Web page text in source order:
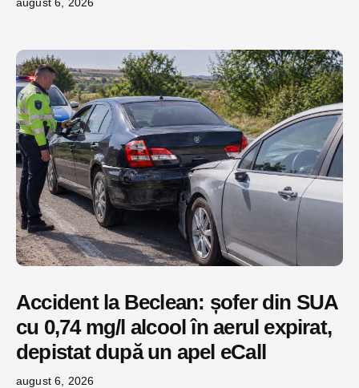
august 6, 2026
Accident la Beclean: șofer din SUA
cu 0,74 mg/l alcool în aerul expirat,
depistat după un apel eCall
august 6, 2026